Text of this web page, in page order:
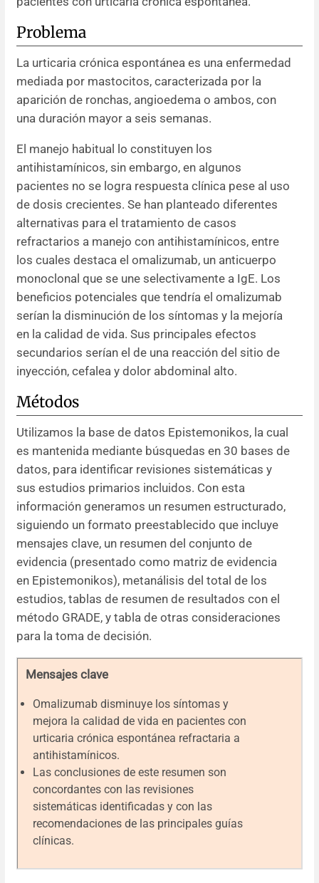
Problema
La urticaria crónica espontánea es una enfermedad
mediada por mastocitos, caracterizada por la
aparición de ronchas, angioedema o ambos, con
una duración mayor a seis semanas.
El manejo habitual lo constituyen los
antihistamínicos, sin embargo, en algunos
pacientes no se logra respuesta clínica pese al uso
de dosis crecientes. Se han planteado diferentes
alternativas para el tratamiento de casos
refractarios a manejo con antihistamínicos, entre
los cuales destaca el omalizumab, un anticuerpo
monoclonal que se une selectivamente a IgE. Los
beneficios potenciales que tendría el omalizumab
serían la disminución de los síntomas y la mejoría
en la calidad de vida. Sus principales efectos
secundarios serían el de una reacción del sitio de
inyección, cefalea y dolor abdominal alto.
Métodos
Utilizamos la base de datos Epistemonikos, la cual
es mantenida mediante búsquedas en 30 bases de
datos, para identificar revisiones sistemáticas y
sus estudios primarios incluidos. Con esta
información generamos un resumen estructurado,
siguiendo un formato preestablecido que incluye
mensajes clave, un resumen del conjunto de
evidencia (presentado como matriz de evidencia
en Epistemonikos), metanálisis del total de los
estudios, tablas de resumen de resultados con el
método GRADE, y tabla de otras consideraciones
para la toma de decisión.
Mensajes clave
Omalizumab disminuye los síntomas y
mejora la calidad de vida en pacientes con
urticaria crónica espontánea refractaria a
antihistamínicos.
Las conclusiones de este resumen son
concordantes con las revisiones
sistemáticas identificadas y con las
recomendaciones de las principales guías
clínicas.